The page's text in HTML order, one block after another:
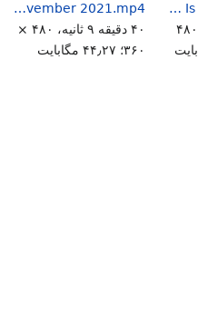
The Era of Slogans Is over 2034.mp4
۲۹ دقیقه ۵۳ ثانیه، ۴۸۰
Tribunal Aban is a Deception of the Mellat Iran 28 November 2021.mp4
۴۰ دقیقه ۹ ثانیه، ۴۸۰ ×
۳۶۰؛ ۴۴٫۲۷ مگابایت